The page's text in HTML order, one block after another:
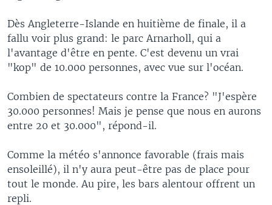
Dès Angleterre-Islande en huitième de finale, il a
fallu voir plus grand: le parc Arnarholl, qui a
l'avantage d'être en pente. C'est devenu un vrai
"kop" de 10.000 personnes, avec vue sur l'océan.
Combien de spectateurs contre la France? "J'espère
30.000 personnes! Mais je pense que nous en aurons
entre 20 et 30.000", répond-il.
Comme la météo s'annonce favorable (frais mais
ensoleillé), il n'y aura peut-être pas de place pour
tout le monde. Au pire, les bars alentour offrent un
repli.